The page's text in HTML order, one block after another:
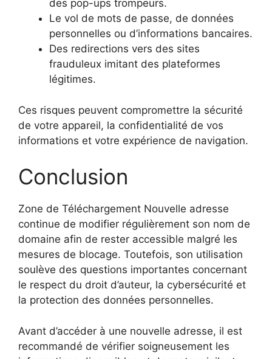
des pop-ups trompeurs.
Le vol de mots de passe, de données
personnelles ou d’informations bancaires.
Des redirections vers des sites
frauduleux imitant des plateformes
légitimes.
Ces risques peuvent compromettre la sécurité
de votre appareil, la confidentialité de vos
informations et votre expérience de navigation.
Conclusion
Zone de Téléchargement Nouvelle adresse
continue de modifier régulièrement son nom de
domaine afin de rester accessible malgré les
mesures de blocage. Toutefois, son utilisation
soulève des questions importantes concernant
le respect du droit d’auteur, la cybersécurité et
la protection des données personnelles.
Avant d’accéder à une nouvelle adresse, il est
recommandé de vérifier soigneusement les